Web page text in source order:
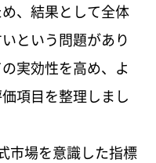
、結果として全体
という問題があり
実効性を高め、よ
項目を整理しまし
市場を意識した指標